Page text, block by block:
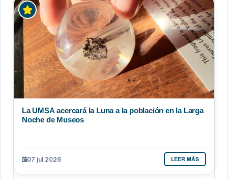
La UMSA acercará la Luna a la población en la Larga
Noche de Museos
07 jul 2026 LEER MÁS